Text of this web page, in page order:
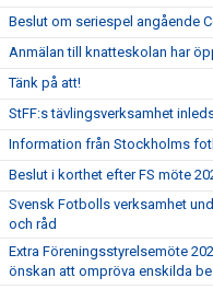
Beslut om seriespel angående
Anmälan till knatteskolan har
Tänk på att!
StFF:s tävlingsverksamhet
Information från Stockholms
Beslut i korthet efter FS möte
Svensk Fotbolls verksamhet
och råd
Extra Föreningsstyrelsemöte
önskan att ompröva enskilda